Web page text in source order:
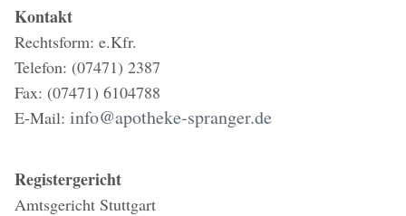
Kontakt
Rechtsform: e.Kfr.
Telefon: (07471) 2387
Fax: (07471) 6104788
E-Mail: info@apotheke-spranger.de
Registergericht
Amtsgericht Stuttgart